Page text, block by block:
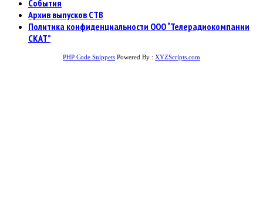
События
Архив выпусков СТВ
Политика конфиденциальности ООО “Телерадиокомпании
СКАТ”
PHP Code Snippets Powered By : XYZScripts.com